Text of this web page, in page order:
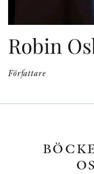
Robin
Författare